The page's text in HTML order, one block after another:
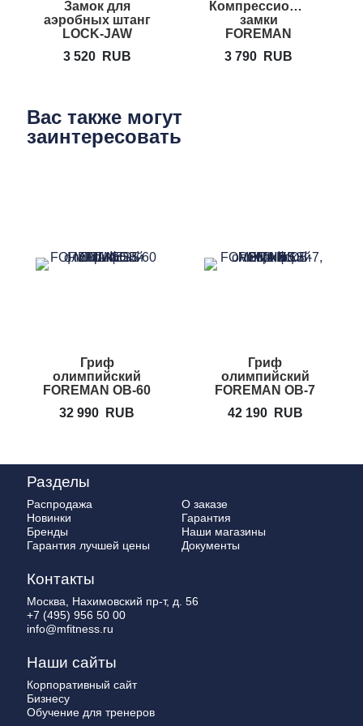
Замок для
аэробных штанг
LOCK-JAW
3 520 RUB
Компрессионные
замки
FOREMAN
3 790 RUB
Вас также могут
заинтересовать
Гриф
олимпийский
FOREMAN OB-60
32 990
RUB
Гриф
олимпийский
FOREMAN OB-7
42 190
RUB
Разделы
Распродажа
Новинки
Бренды
Гарантия лучшей цены
О заказе
Гарантия
Наши магазины
Документы
Контакты
Москва, Нахимовский пр-т, д. 56
+7 (495) 956 50 00
info@mfitness.ru
Наши сайты
Корпоративный сайт
Бизнесу
Обучение для тренеров